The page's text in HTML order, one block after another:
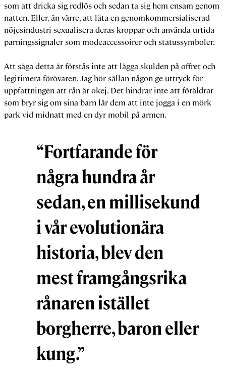
som att dricka sig redlös och sedan ta sig hem ensam genom
natten. Eller, än värre, att låta en genomkommersialiserad
nöjesindustri sexualisera deras kroppar och använda urtida
parningssignaler som modeaccessoirer och statussymboler.
Att säga detta är förstås inte att lägga skulden på offret och
legitimera förövaren. Jag hör sällan någon ge uttryck för
uppfattningen att rån är okej. Det hindrar inte att föräldrar
som bryr sig om sina barn lär dem att inte jogga i en mörk
park vid midnatt med en dyr mobil på armen.
“Fortfarande för
några hundra år
sedan, en millisekund
i vår evolutionära
historia, blev den
mest framgångsrika
rånaren istället
borgherre, baron eller
kung.”